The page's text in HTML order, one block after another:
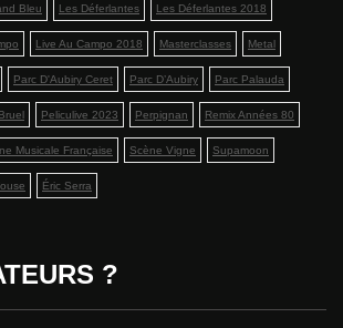
Bleu Les Déferlantes Les Déferlantes 2018
Live Au Campo 2018 Masterclasses Metal
Parc D'Aubiry Ceret Parc D’Aubiry Parc Palauda
Peliculive 2023 Perpignan Remix Années 80
Musicale Française Scène Vigne Supamoon
Éric Serra
?